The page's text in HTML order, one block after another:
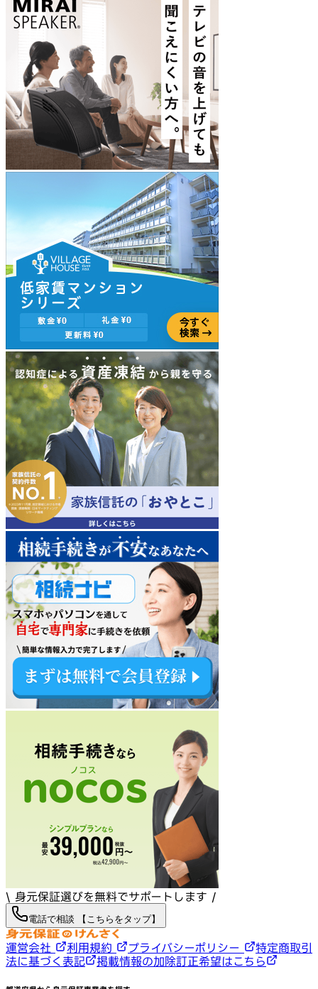
\ 身元保証選びを無料でサポートします /
電話で相談 【こちらをタップ】
運営会社 利用規約 プライバシーポリシー
特定商取引
法に基づく表記
掲載情報の加除訂正希望はこちら